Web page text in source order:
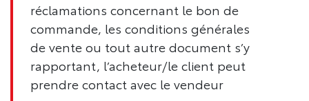
réclamations concernant le bon de
commande, les conditions générales
de vente ou tout autre document s’y
rapportant, l’acheteur/le client peut
prendre contact avec le vendeur